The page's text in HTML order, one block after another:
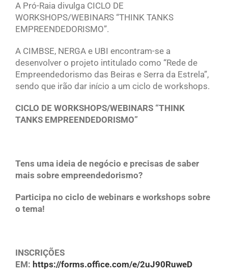
A Pró-Raia divulga CICLO DE
WORKSHOPS/WEBINARS “THINK TANKS
EMPREENDEDORISMO”.
A CIMBSE, NERGA e UBI encontram-se a
desenvolver o projeto intitulado como “Rede de
Empreendedorismo das Beiras e Serra da Estrela”,
sendo que irão dar início a um ciclo de workshops.
CICLO DE WORKSHOPS/WEBINARS “THINK
TANKS EMPREENDEDORISMO”
Tens uma ideia de negócio e precisas de saber
mais sobre empreendedorismo?
Participa no ciclo de webinars e workshops sobre
o tema!
INSCRIÇÕES
EM: https://forms.office.com/e/2uJ90RuweD